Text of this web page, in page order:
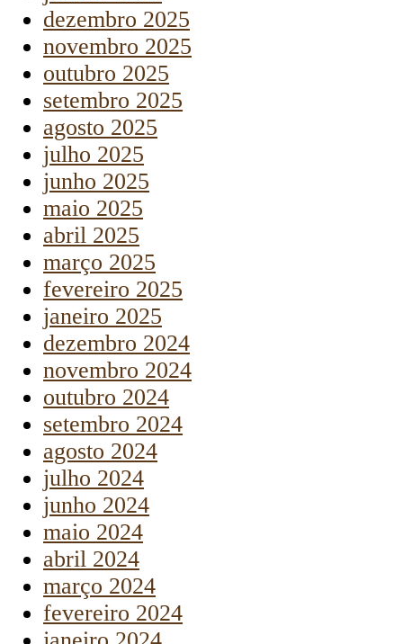
dezembro 2025
novembro 2025
outubro 2025
setembro 2025
agosto 2025
julho 2025
junho 2025
maio 2025
abril 2025
março 2025
fevereiro 2025
janeiro 2025
dezembro 2024
novembro 2024
outubro 2024
setembro 2024
agosto 2024
julho 2024
junho 2024
maio 2024
abril 2024
março 2024
fevereiro 2024